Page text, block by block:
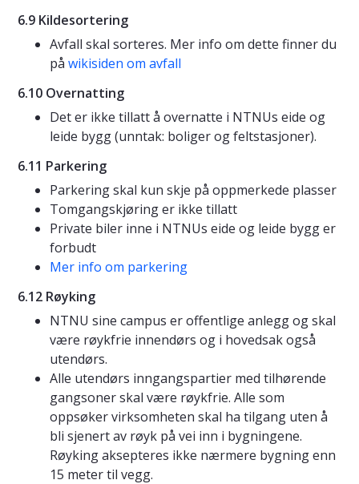
6.9 Kildesortering
Avfall skal sorteres. Mer info om dette finner du
på wikisiden om avfall
6.10 Overnatting
Det er ikke tillatt å overnatte i NTNUs eide og
leide bygg (unntak: boliger og feltstasjoner).
6.11 Parkering
Parkering skal kun skje på oppmerkede plasser
Tomgangskjøring er ikke tillatt
Private biler inne i NTNUs eide og leide bygg er
forbudt
Mer info om parkering
6.12 Røyking
NTNU sine campus er offentlige anlegg og skal
være røykfrie innendørs og i hovedsak også
utendørs.
Alle utendørs inngangspartier med tilhørende
gangsoner skal være røykfrie. Alle som
oppsøker virksomheten skal ha tilgang uten å
bli sjenert av røyk på vei inn i bygningene.
Røyking aksepteres ikke nærmere bygning enn
15 meter til vegg.